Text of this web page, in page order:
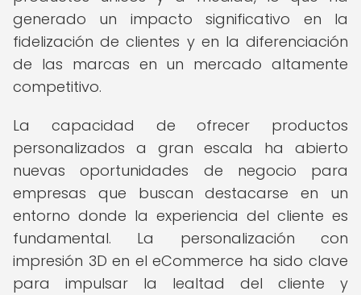
generado un impacto significativo en la
fidelización de clientes y en la diferenciación
de las marcas en un mercado altamente
competitivo.
La capacidad de ofrecer productos
personalizados a gran escala ha abierto
nuevas oportunidades de negocio para
empresas que buscan destacarse en un
entorno donde la experiencia del cliente es
fundamental. La personalización con
impresión 3D en el eCommerce ha sido clave
para impulsar la lealtad del cliente y